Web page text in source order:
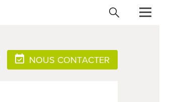
NOUS CONTACTER